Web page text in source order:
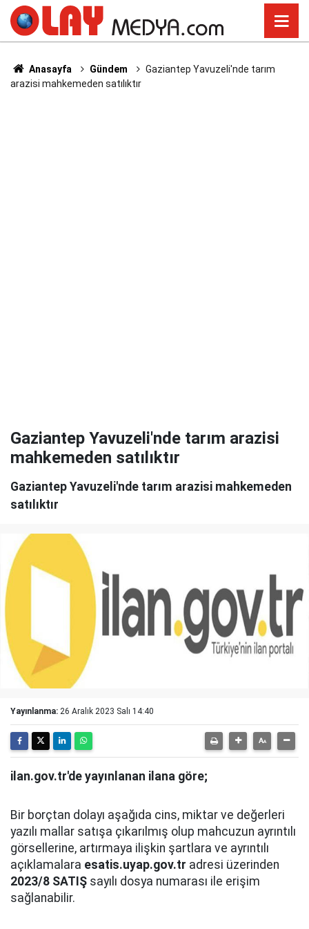
Anasayfa Gündem
Gaziantep Yavuzeli'nde tarım
arazisi mahkemeden satılıktır
Gaziantep Yavuzeli'nde tarım arazisi
mahkemeden satılıktır
Gaziantep Yavuzeli'nde tarım arazisi mahkemeden
satılıktır
Yayınlanma: 26 Aralık 2023 Salı 14:40
ilan.gov.tr'de yayınlanan ilana göre;
Bir borçtan dolayı aşağıda cins, miktar ve değerleri
yazılı mallar satışa çıkarılmış olup mahcuzun ayrıntılı
görsellerine, artırmaya ilişkin şartlara ve ayrıntılı
açıklamalara esatis.uyap.gov.tr adresi üzerinden
2023/8 SATIŞ sayılı dosya numarası ile erişim
sağlanabilir.